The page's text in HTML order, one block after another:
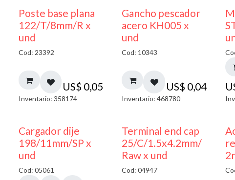
Poste base plana
122/T/8mm/R x
und
Cod: 23392
US$ 0,05
Inventario: 358174
Gancho pescador
acero KH005 x
und
Cod: 10343
US$ 0,04
Inventario: 468780
50% DESCUENTO
Cargador dije
198/11mm/SP x
und
Cod: 05061
Terminal end cap
25/C/1.5x4.2mm/
Raw x und
Cod: 04947